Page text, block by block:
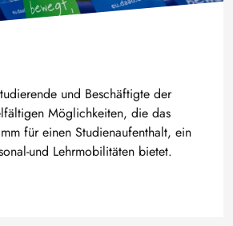
und Beschäftigte der
Möglichkeiten, die das
für einen Studienaufenthalt, ein
und Lehrmobilitäten bietet.